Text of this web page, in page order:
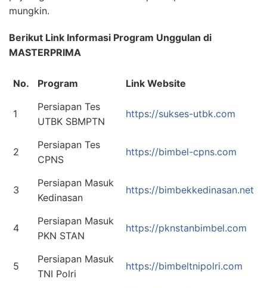
mungkin.
Berikut Link Informasi Program Unggulan di
MASTERPRIMA
No. Program Link Website
1
Persiapan Tes
UTBK SBMPTN
https://sukses-utbk.com
2
Persiapan Tes
CPNS
https://bimbel-cpns.com
3
Persiapan Masuk
Kedinasan
https://bimbekkedinasan.net
4
Persiapan Masuk
PKN STAN
https://pknstanbimbel.com
5
Persiapan Masuk
TNI Polri
https://bimbeltnipolri.com